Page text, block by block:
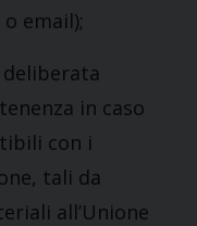
email);
deliberata
in caso
con i
tali da
all’Unione